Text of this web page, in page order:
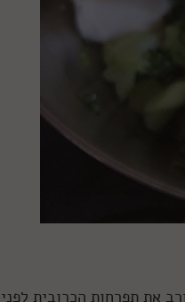
את תפרחות הכרובית לפני